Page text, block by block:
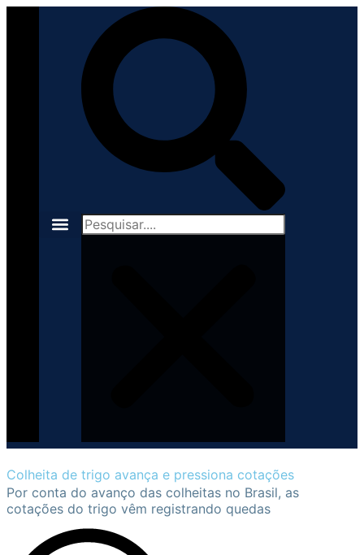
Colheita de trigo avança e pressiona cotações
Por conta do avanço das colheitas no Brasil, as
cotações do trigo vêm registrando quedas